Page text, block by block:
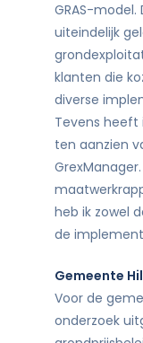
GRAS-
uiteindelijk
klanten die
diverse
Tevens heeft
ten aanzien
heb ik zowel
de
Gemeente
Voor de
onderzoek